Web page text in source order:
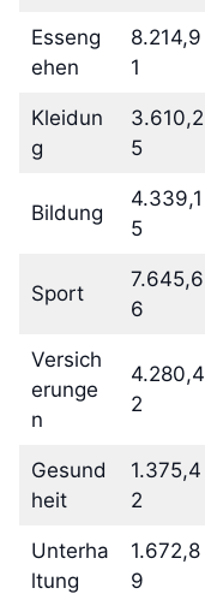
Esseng
ehen
8.214,9
1
Kleidun
g
3.610,2
5
Bildung
4.339,1
5
Sport
7.645,6
6
Versich
erunge
n
4.280,4
2
Gesund
heit
1.375,4
2
Unterha
ltung
1.672,8
9